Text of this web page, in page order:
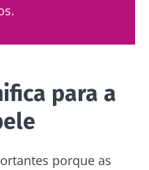
para a
porque as
e
microbiota e
do Biocodex